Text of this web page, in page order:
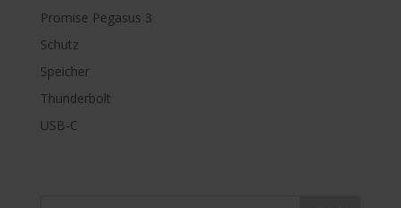
Promise Pegasus 3
Schutz
Speicher
Thunderbolt
USB-C